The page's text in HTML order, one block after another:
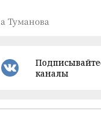
Туманова
каналы